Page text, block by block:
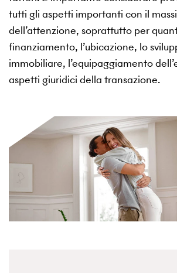
tutti gli aspetti importanti con il
dell’attenzione, soprattutto per
finanziamento, l’ubicazione, lo
immobiliare, l’equipaggiamento
aspetti giuridici della transazione.